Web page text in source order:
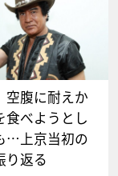
空腹に耐えか
食べようとし
…上京当初の
り返る